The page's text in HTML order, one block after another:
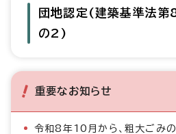
団地認定(建築基準法第
の2)
重要なお知らせ
令和8年10月から、粗大ごみ